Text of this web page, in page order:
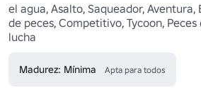
el agua, Asalto, Saqueador,
de peces, Competitivo, Tycoon,
lucha
Madurez: Mínima Apta para todos